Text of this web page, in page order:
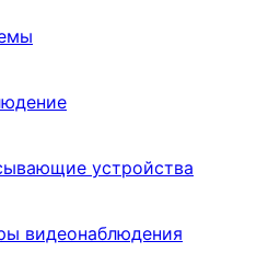
устройства
видеонаблюдения